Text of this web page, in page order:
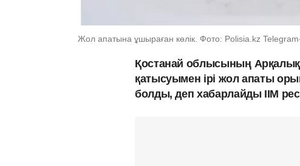
Жол апатына ұшыраған көлік. Фото: Polisia.kz
Қостанай облысының
қатысуымен ірі жол апаты
болды, деп хабарлайды ІІМ